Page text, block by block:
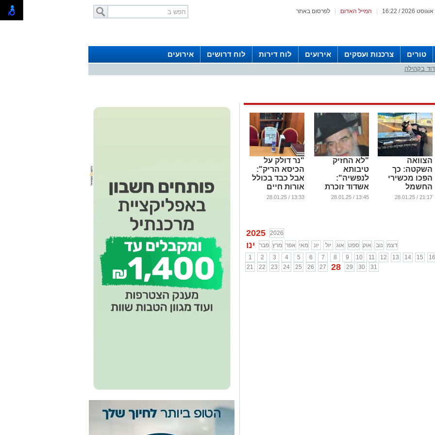
לפרסום באתר המייל האדום
טורים צרכנות ועסקים אירועים לוח דירות לוח דרושים אירועים
בקהילה
הצוואה
השקטה: כך
הפכו מכשירי
החשמל
היוקרתיים של
21:17 / 28.01.25
"לא החזיק
טיבותא
לנפשיה":
אשדוד זוכרת
את לוחם
13:45 / 28.01.25
"נר דולק על
הכיסא הריק":
אבל כבד בכולל
אורות חיים
באשדוד
13:33 / 28.01.25
2025 2026
ינו פבר מרץ אפר מאי יונ יול אוג ספט אוק נוב
דצמ
1
2 3 4 5 6 7 8 9 10 11 12 13 14 15 16
21
22 23 24 25 26 27 28 29 30 31